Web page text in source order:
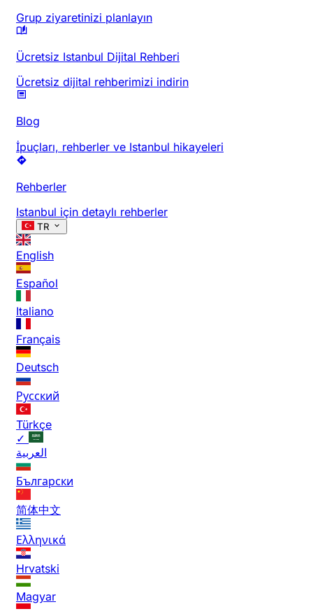
Grup ziyaretinizi planlayın
Ücretsiz Istanbul Dijital Rehberi
Ücretsiz dijital rehberimizi indirin
Blog
İpuçları, rehberler ve Istanbul hikayeleri
Rehberler
Istanbul için detaylı rehberler
TR
English
Español
Italiano
Français
Deutsch
Русский
Türkçe
✓
العربية
Български
简体中文
Ελληνικά
Hrvatski
Magyar